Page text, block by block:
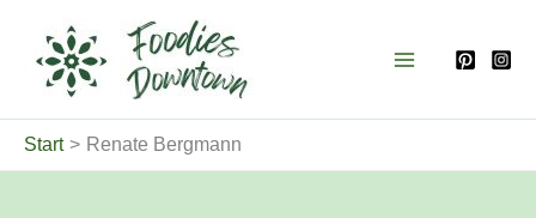
springen
Start Renate Bergmann